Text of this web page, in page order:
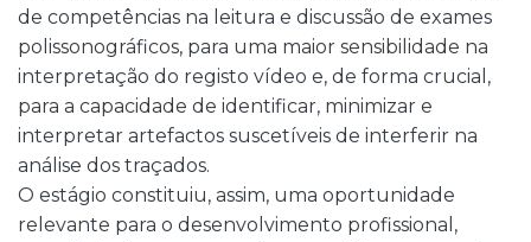
de competências na leitura e discussão de exames
polissonográficos, para uma maior sensibilidade na
interpretação do registo vídeo e, de forma crucial,
para a capacidade de identificar, minimizar e
interpretar artefactos suscetíveis de interferir na
análise dos traçados.
O estágio constituiu, assim, uma oportunidade
relevante para o desenvolvimento profissional,